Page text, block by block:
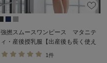
強撚スムースワンピース マタニテ
ィ・産後授乳服【出産後も長く使え
る】
1件